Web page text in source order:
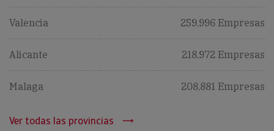
Valencia 259,996 Empresas
Alicante 218,972 Empresas
Malaga 208,881 Empresas
Ver todas las provincias